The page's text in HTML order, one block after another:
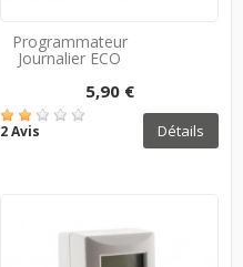
Programmateur
Journalier ECO
5,90 €
2 Avis Détails